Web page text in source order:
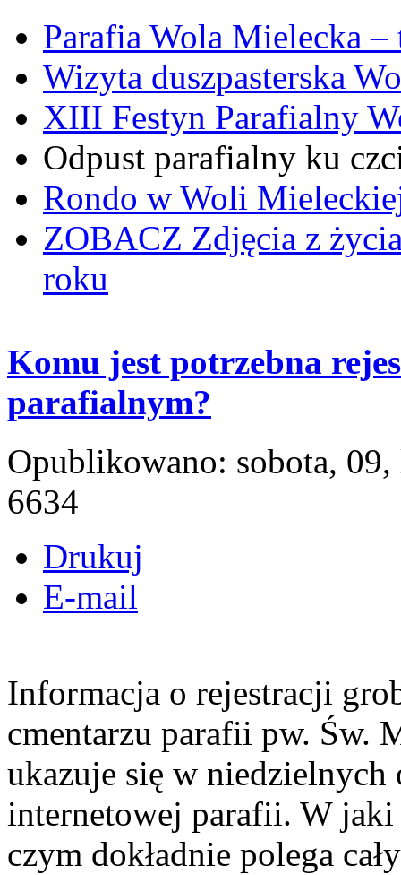
Parafia Wola Mielecka
Wizyta duszpasterska
XIII Festyn Parafialny
Odpust parafialny ku
Rondo w Woli
ZOBACZ Zdjęcia z
roku
Komu jest potrzebna
parafialnym?
Opublikowano: sobota,
6634
Drukuj
E-mail
Informacja o rejestracji
cmentarzu parafii pw. Św.
ukazuje się w niedzielnych
internetowej parafii. W
czym dokładnie polega